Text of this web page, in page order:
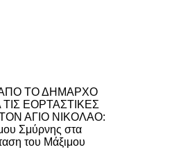
ΑΠΟ ΤΟ ΔΗΜΑΡΧΟ
ΕΟΡΤΑΣΤΙΚΕΣ
ΑΓΙΟ ΝΙΚΟΛΑΟ:
Σμύρνης στα
του Μάξιμου